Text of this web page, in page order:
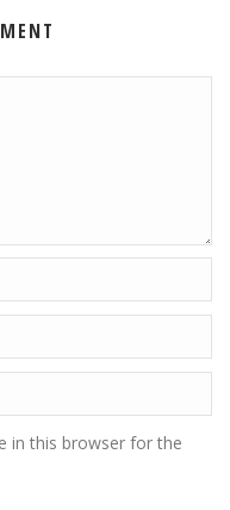
in this browser for the